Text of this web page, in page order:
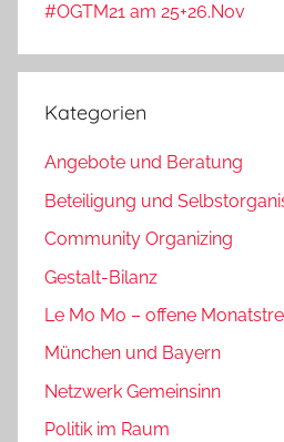
#OGTM21 am 25+26.Nov
Kategorien
Angebote und Beratung
Beteiligung und
Community Organizing
Gestalt-Bilanz
Le Mo Mo – offene
München und Bayern
Netzwerk Gemeinsinn
Politik im Raum